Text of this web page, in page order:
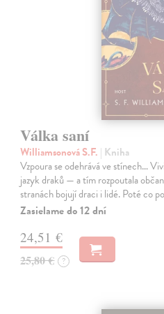
Válka saní
Williamsonová S.F. | Kniha
Vzpoura se odehrává ve stínech…
jazyk draků — a tím rozpoutala
stranách bojují draci i lidé. Poté co
Zasielame do 12 dní
24,51 €
25,80 € ?